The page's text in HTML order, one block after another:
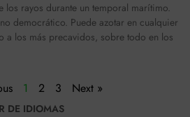
rayos durante un temporal marítimo.
democrático. Puede azotar en cualquier
a los más precavidos, sobre todo en los
1 2 3 Next »
DE IDIOMAS